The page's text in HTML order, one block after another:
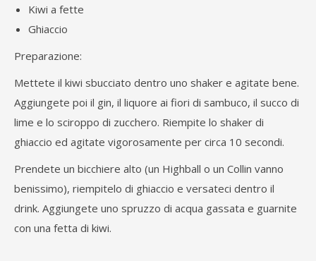
Kiwi a fette
Ghiaccio
Preparazione:
Mettete il kiwi sbucciato dentro uno shaker e agitate bene.
Aggiungete poi il gin, il liquore ai fiori di sambuco, il succo di
lime e lo sciroppo di zucchero. Riempite lo shaker di
ghiaccio ed agitate vigorosamente per circa 10 secondi.
Prendete un bicchiere alto (un Highball o un Collin vanno
benissimo), riempitelo di ghiaccio e versateci dentro il
drink. Aggiungete uno spruzzo di acqua gassata e guarnite
con una fetta di kiwi.